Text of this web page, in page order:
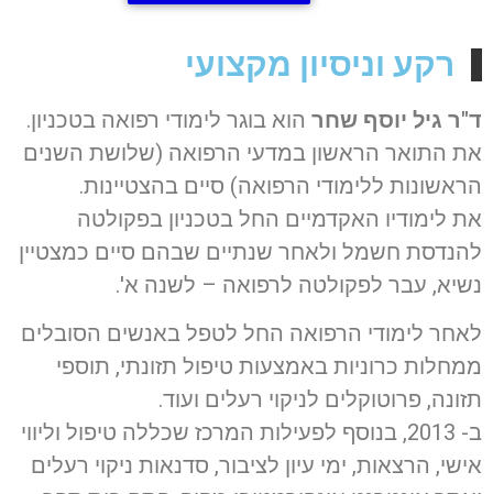
רקע וניסיון מקצועי
ד"ר גיל יוסף שחר הוא בוגר לימודי רפואה בטכניון.
את התואר הראשון במדעי הרפואה (שלושת השנים
הראשונות ללימודי הרפואה) סיים בהצטיינות.
את לימודיו האקדמיים החל בטכניון בפקולטה
להנדסת חשמל ולאחר שנתיים שבהם סיים כמצטיין
נשיא, עבר לפקולטה לרפואה – לשנה א'.
לאחר לימודי הרפואה החל לטפל באנשים הסובלים
ממחלות כרוניות באמצעות טיפול תזונתי, תוספי
תזונה, פרוטוקלים לניקוי רעלים ועוד.
ב- 2013, בנוסף לפעילות המרכז שכללה טיפול וליווי
אישי, הרצאות, ימי עיון לציבור, סדנאות ניקוי רעלים